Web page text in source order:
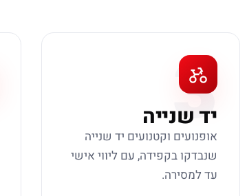
3
יד שנייה
אופנועים וקטנועים יד שנייה
שנבדקו בקפידה, עם ליווי אישי
עד למסירה.